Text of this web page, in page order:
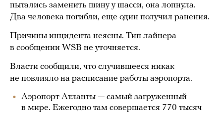
пытались заменить шину у шасси, она лопнула.
Два человека погибли, еще один получил ранения.
Причины инцидента неясны. Тип лайнера
в сообщении WSB не уточняется.
Власти сообщили, что случившееся никак
не повлияло на расписание работы аэропорта.
Аэропорт Атланты — самый загруженный
в мире. Ежегодно там совершается 770 тысяч